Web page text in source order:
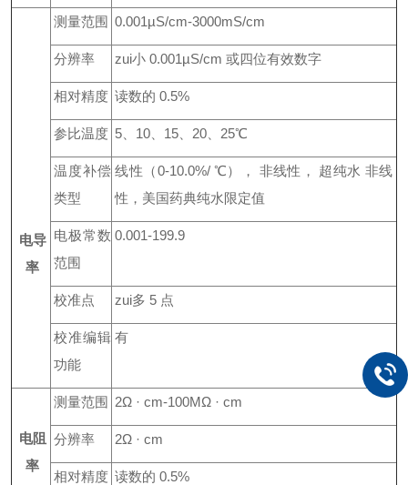
电导
率
测量范围 0.001µS/cm-3000mS/cm
分辨率 zui小0.001µS/cm或四位有效数字
相对精度 读数的0.5%
参比温度 5 10 15 20 25℃
温度补偿
类型
线性（0-10.0%/ ℃）， 非线性， 超纯水 非线
性，美国药典纯水限定值
电极常数
范围
0.001-199.9
校准点 zui多 5 点
校准编辑
功能
有
电阻
率
测量范围 2Ω · cm-100MΩ · cm
分辨率 2Ω · cm
相对精度 读数的0.5%